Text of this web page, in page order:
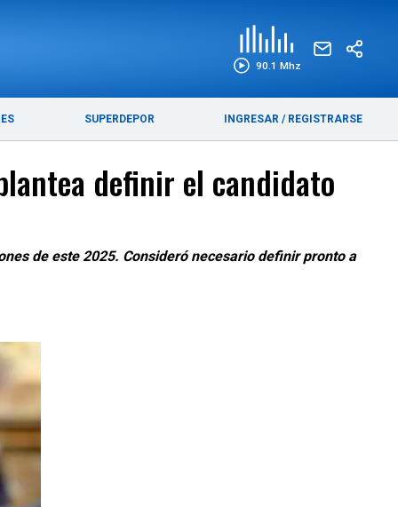
90.1 Mhz
SUPERDEPOR INGRESAR / REGISTRARSE
definir el candidato
de este 2025. Consideró necesario definir pronto a